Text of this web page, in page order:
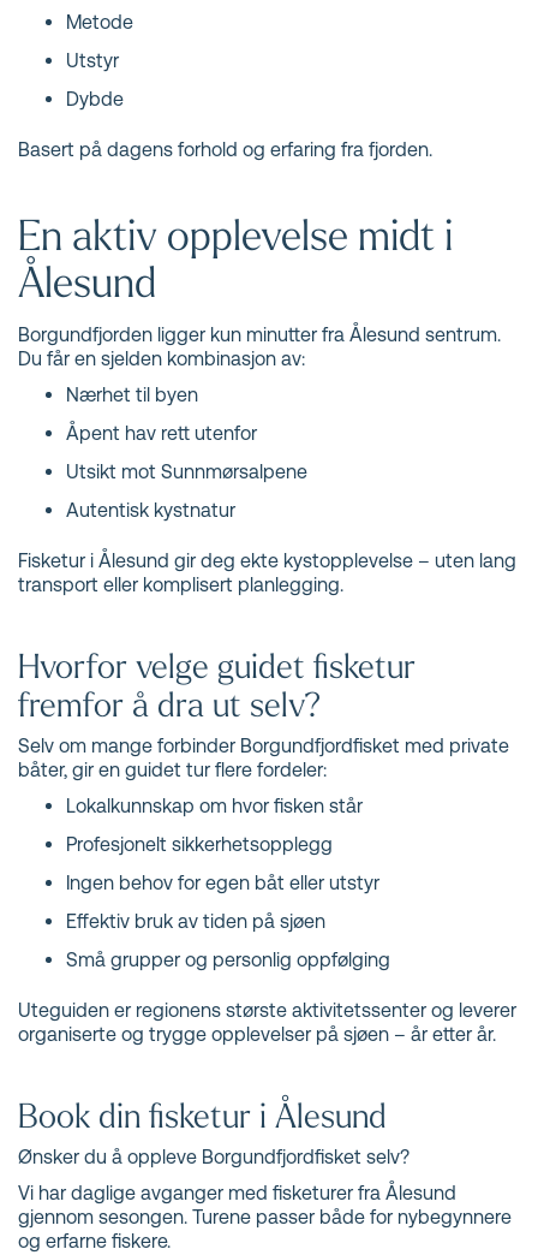
Metode
Utstyr
Dybde
Basert på dagens forhold og erfaring fra fjorden.
En aktiv opplevelse midt i
Ålesund
Borgundfjorden ligger kun minutter fra Ålesund sentrum.
Du får en sjelden kombinasjon av:
Nærhet til byen
Åpent hav rett utenfor
Utsikt mot Sunnmørsalpene
Autentisk kystnatur
Fisketur i Ålesund gir deg ekte kystopplevelse – uten lang
transport eller komplisert planlegging.
Hvorfor velge guidet fisketur
fremfor å dra ut selv?
Selv om mange forbinder Borgundfjordfisket med private
båter, gir en guidet tur flere fordeler:
Lokalkunnskap om hvor fisken står
Profesjonelt sikkerhetsopplegg
Ingen behov for egen båt eller utstyr
Effektiv bruk av tiden på sjøen
Små grupper og personlig oppfølging
Uteguiden er regionens største aktivitetssenter og leverer
organiserte og trygge opplevelser på sjøen – år etter år.
Book din fisketur i Ålesund
Ønsker du å oppleve Borgundfjordfisket selv?
Vi har daglige avganger med fisketurer fra Ålesund
gjennom sesongen. Turene passer både for nybegynnere
og erfarne fiskere.